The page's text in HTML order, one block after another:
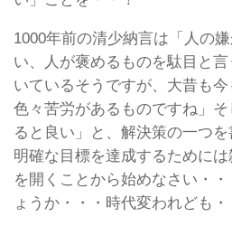
1000年前の清少納言は「人の
い、人が褒めるものを駄目と
いているそうですが、大昔も今
色々苦労があるものですね」
ると良い」と、解決策の一つを
明確な目標を達成するために
を開くことから始めなさい・
ょうか・・・時代変われども・